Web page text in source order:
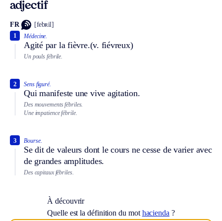
adjectif
FR [febʀil]
Médecine.
Agité par la fièvre.(v. fiévreux)
1
Un pouls fébrile.
Sens figuré.
Qui manifeste une vive agitation.
2
Des mouvements fébriles.
Une impatience fébrile.
Bourse.
Se dit de valeurs dont le cours ne cesse de varier avec
de grandes amplitudes.
3
Des capitaux fébriles.
À découvrir
Quelle est la définition du mot hacienda ?